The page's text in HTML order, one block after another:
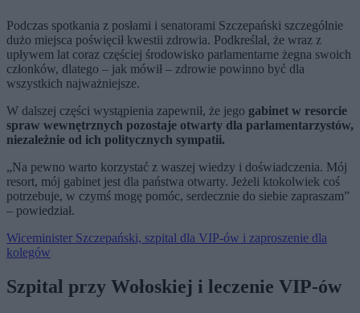
Podczas spotkania z posłami i senatorami Szczepański szczególnie
dużo miejsca poświęcił kwestii zdrowia. Podkreślał, że wraz z
upływem lat coraz częściej środowisko parlamentarne żegna swoich
członków, dlatego – jak mówił – zdrowie powinno być dla
wszystkich najważniejsze.
W dalszej części wystąpienia zapewnił, że jego gabinet w resorcie
spraw wewnętrznych pozostaje otwarty dla parlamentarzystów,
niezależnie od ich politycznych sympatii.
„Na pewno warto korzystać z waszej wiedzy i doświadczenia. Mój
resort, mój gabinet jest dla państwa otwarty. Jeżeli ktokolwiek coś
potrzebuje, w czymś mogę pomóc, serdecznie do siebie zapraszam”
– powiedział.
Wiceminister Szczepański, szpital dla VIP-ów i zaproszenie dla
kolegów
Szpital przy Wołoskiej i leczenie VIP-ów